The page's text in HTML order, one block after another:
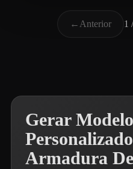
← Anterior 1
Gerar
Armadura